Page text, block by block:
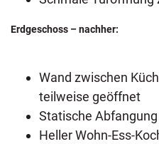
Erdgeschoss – nachher:
Wand zwischen
teilweise geöffnet
Statische
Heller Wohn-Ess-